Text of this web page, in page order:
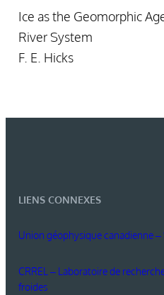
Ice as the Geomorphic
River System
F. E. Hicks
LIENS CONNEXES
Union géophysique canadienne
CRREL – Laboratoire de
froides